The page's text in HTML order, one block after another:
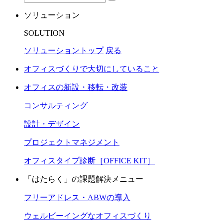
ソリューション
SOLUTION
ソリューショントップ 戻る
オフィスづくりで大切にしていること
オフィスの新設・移転・改装
コンサルティング
設計・デザイン
プロジェクトマネジメント
オフィスタイプ診断［OFFICE KIT］
「はたらく」の課題解決メニュー
フリーアドレス・ABWの導入
ウェルビーイングなオフィスづくり